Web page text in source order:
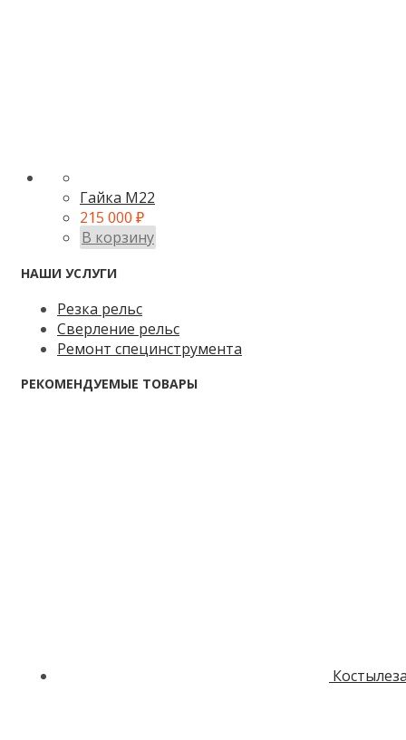
Гайка М22
215 000 ₽
В корзину
НАШИ УСЛУГИ
Резка рельс
Сверление рельс
Ремонт специнструмента
РЕКОМЕНДУЕМЫЕ ТОВАРЫ